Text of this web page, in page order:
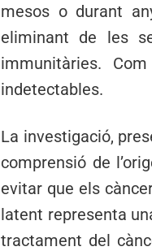
mesos o durant
eliminant de les
immunitàries.
indetectables.
La investigació,
comprensió de
evitar que els
latent representa
tractament del